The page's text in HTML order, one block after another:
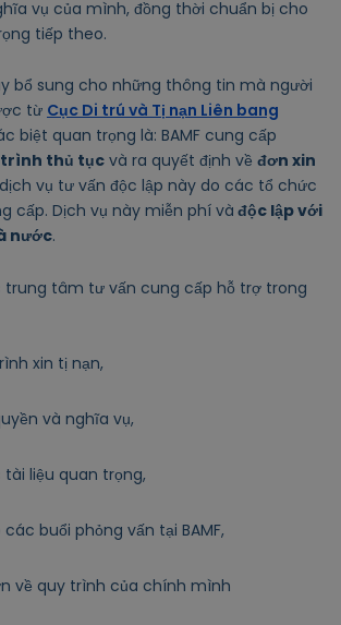
vụ của mình, đồng thời chuẩn bị cho
tiếp theo.
bổ sung cho những thông tin mà người
từ Cục Di trú và Tị nạn Liên bang
biệt quan trọng là: BAMF cung cấp
thủ tục và ra quyết định về đơn xin
dịch vụ tư vấn độc lập này do các tổ chức
cấp. Dịch vụ này miễn phí và độc lập với
nước.
trung tâm tư vấn cung cấp hỗ trợ trong
xin tị nạn,
và nghĩa vụ,
liệu quan trọng,
buổi phỏng vấn tại BAMF,
về quy trình của chính mình